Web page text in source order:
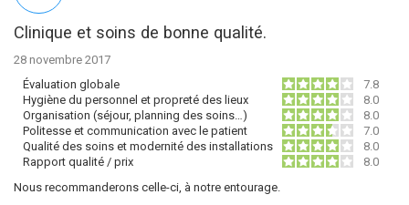
Clinique et soins de bonne qualité.
28 novembre 2017
Évaluation globale
7.8
Hygiène du personnel et propreté des lieux
8.0
Organisation (séjour, planning des soins…)
8.0
Politesse et communication avec le patient
7.0
Qualité des soins et modernité des installations
8.0
Rapport qualité / prix
8.0
Nous recommanderons celle-ci, à notre entourage.